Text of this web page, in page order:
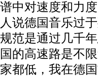
谱中对速度和力
人说德国音乐过
规范是通过几千
国的高速路是不
家都低，我在德